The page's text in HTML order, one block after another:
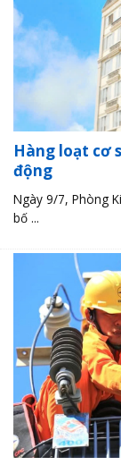
Hàng loạt cơ
động
Ngày 9/7, Phòng
bố ...